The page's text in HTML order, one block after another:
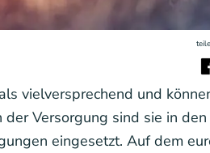
vielversprechend und
Versorgung sind sie in
eingesetzt. Auf dem